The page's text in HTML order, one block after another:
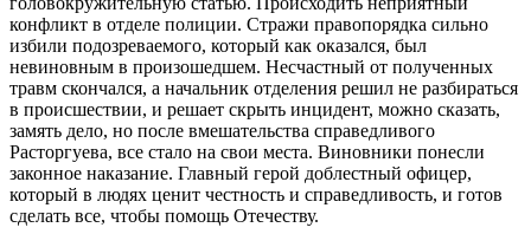
конфликт в отделе полиции. Стражи правопорядка сильно
избили подозреваемого, который как оказался, был
невиновным в произошедшем. Несчастный от полученных
травм скончался, а начальник отделения решил не разбираться
в происшествии, и решает скрыть инцидент, можно сказать,
замять дело, но после вмешательства справедливого
Расторгуева, все стало на свои места. Виновники понесли
законное наказание. Главный герой доблестный офицер,
который в людях ценит честность и справедливость, и готов
сделать все, чтобы помощь Отечеству.